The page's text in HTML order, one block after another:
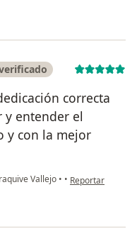
correcta
y entender el
y con la mejor
Vallejo • • en opinión del
Reportar